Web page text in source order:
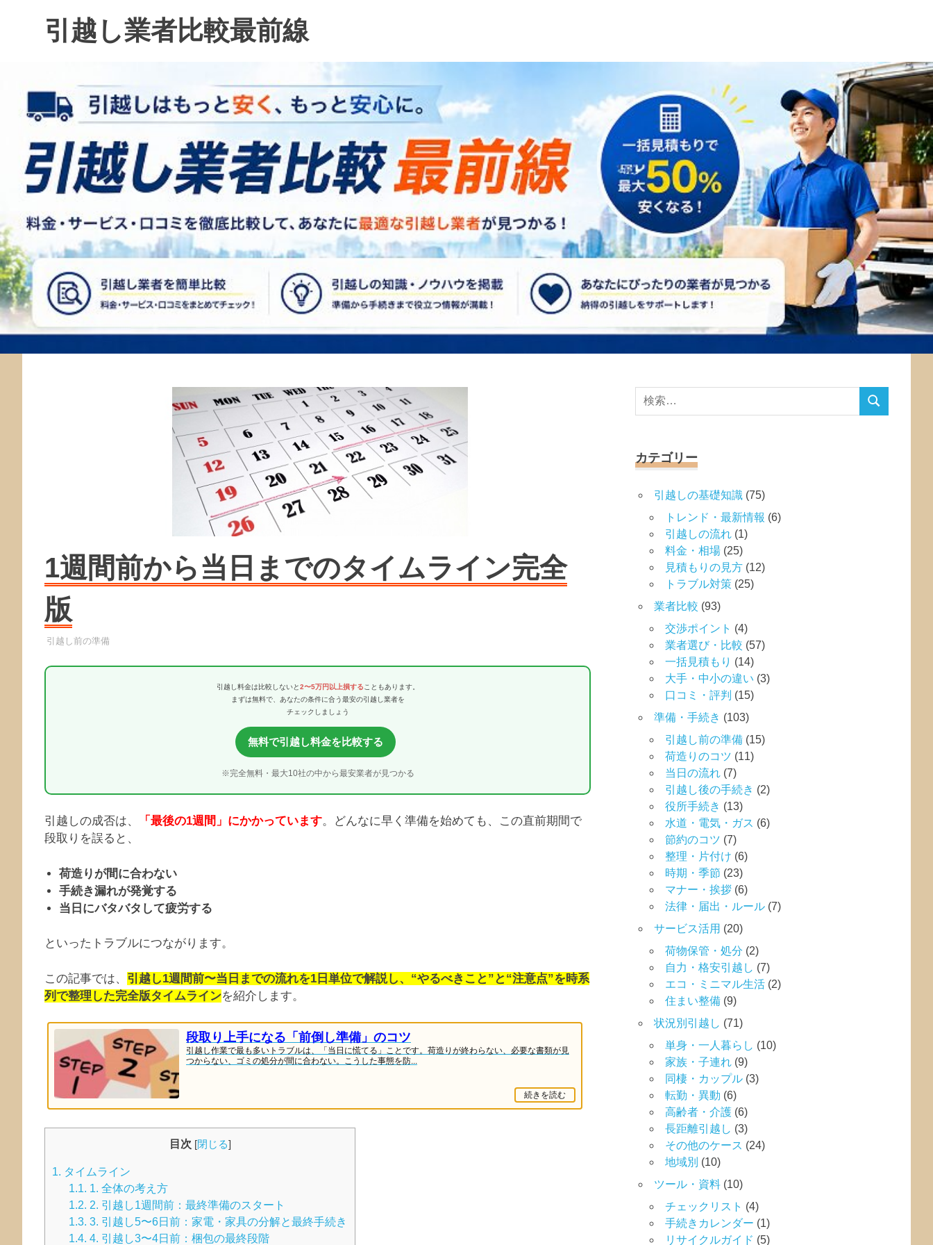
引越し業者比較最前線
1週間前から当日までのタイムライン完全
版
引越し業者
引越し前の準備
引越し料金は比較しないと2〜5万円以上損する こともあります。
まずは無料で、あなたの条件に合う最安の引越し業者を
チェックしましょう
無料で引越し料金を比較する
※完全無料・最大10社の中から最安業者が見つかる
引越しの成否は、 「最後の1週間」にかかっています。どんなに早く準備を始めても、この直前期間で
段取りを誤ると、
荷造りが間に合わない
手続き漏れが発覚する
当日にバタバタして疲労する
といったトラブルにつながります。
この記事では、 引越し1週間前〜当日までの流れを1日単位で解説し、“やるべきこと”と“注意点”を時系
列で整理した完全版タイムラインを紹介します。
段取り上手になる「前倒し準備」のコツ
引越し作業で最も多いトラブルは、「当日に慌てる」ことです。荷造りが終わらない、必要な書類が見
つからない、ゴミの処分が間に合わない。こうした事態を防...
続きを読む
目次 [閉じる]
1. タイムライン
1.1. 1. 全体の考え方
1.2. 2. 引越し1週間前：最終準備のスタート
1.3. 3. 引越し5〜6日前：家電・家具の分解と最終手続き
1.4. 4. 引越し3〜4日前：梱包の最終段階
検
検
カテゴリー
引越しの基礎知識 (75)
トレンド・最新情報 (6)
引越しの流れ (1)
料金・相場 (25)
見積もりの見方 (12)
トラブル対策 (25)
業者比較 (93)
交渉ポイント (4)
業者選び・比較 (57)
一括見積もり (14)
大手・中小の違い (3)
口コミ・評判 (15)
準備・手続き (103)
引越し前の準備 (15)
荷造りのコツ (11)
当日の流れ (7)
引越し後の手続き (2)
役所手続き (13)
水道・電気・ガス (6)
節約のコツ (7)
整理・片付け (6)
時期・季節 (23)
マナー・挨拶 (6)
法律・届出・ルール (7)
サービス活用 (20)
荷物保管・処分 (2)
自力・格安引越し (7)
エコ・ミニマル生活 (2)
住まい整備 (9)
状況別引越し (71)
単身・一人暮らし (10)
家族・子連れ (9)
同棲・カップル (3)
転勤・異動 (6)
高齢者・介護 (6)
長距離引越し (3)
その他のケース (24)
地域別 (10)
ツール・資料 (10)
チェックリスト (4)
手続きカレンダー (1)
リサイクルガイド (5)